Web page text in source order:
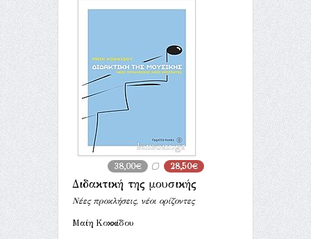
38,00€ 28,50€
Διδακτική της μουσικής
Νέες προκλήσεις, νέοι ορίζοντες
Μαίη Κοκκίδου